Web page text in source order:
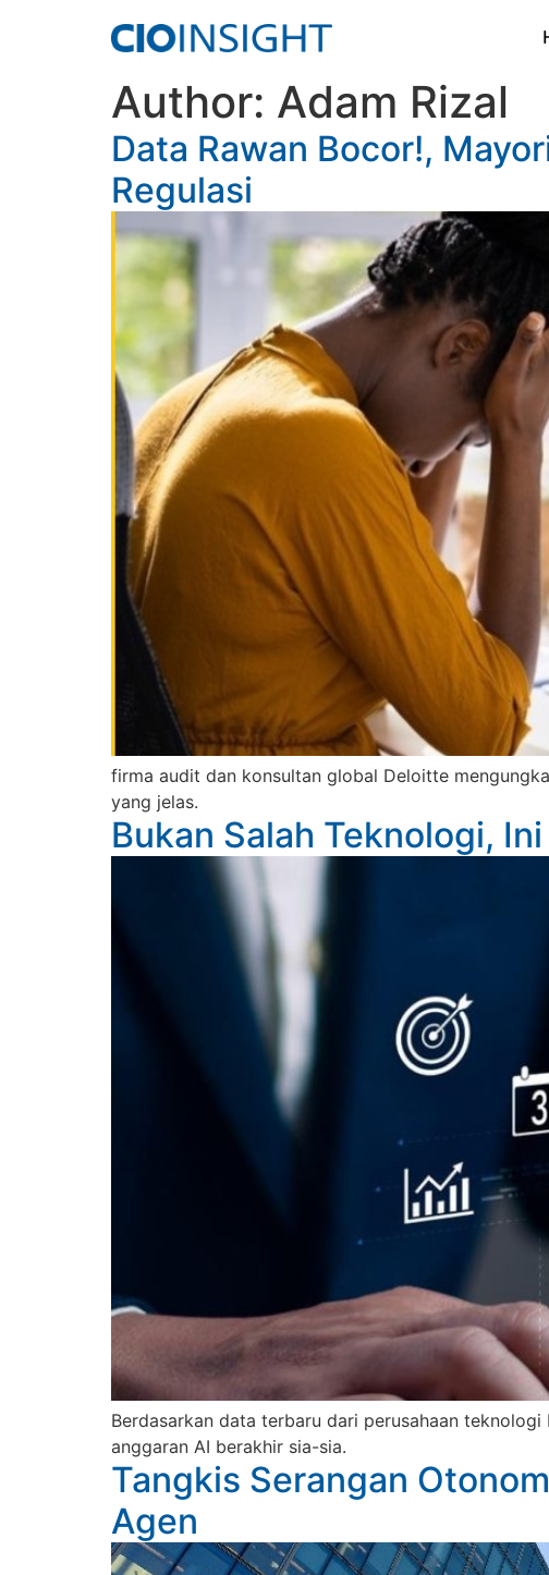
Author: Adam Rizal
Data Rawan Bocor!,
Regulasi
firma audit dan konsultan global Deloitte
yang jelas.
Bukan Salah Teknologi,
Berdasarkan data terbaru dari perusahaan
anggaran AI berakhir sia-sia.
Tangkis Serangan
Agen